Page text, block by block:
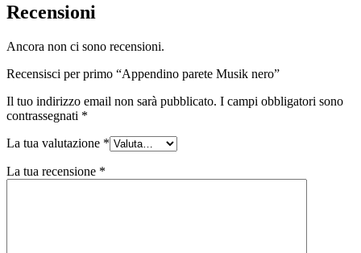
Recensioni
Ancora non ci sono recensioni.
Recensisci per primo “Appendino parete Musik nero”
Il tuo indirizzo email non sarà pubblicato. I campi obbligatori sono
contrassegnati *
La tua valutazione *
La tua recensione *